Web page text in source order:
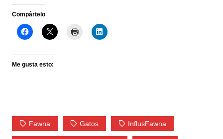
Compártelo
Me gusta esto:
Fawna Gatos InflusFawna